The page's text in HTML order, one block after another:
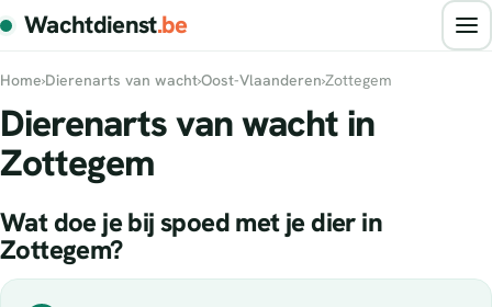
Wachtdienst.be
Home›Dierenarts van wacht›Oost-Vlaanderen›Zottegem
Dierenarts van wacht in
Zottegem
Wat doe je bij spoed met je dier in
Zottegem?